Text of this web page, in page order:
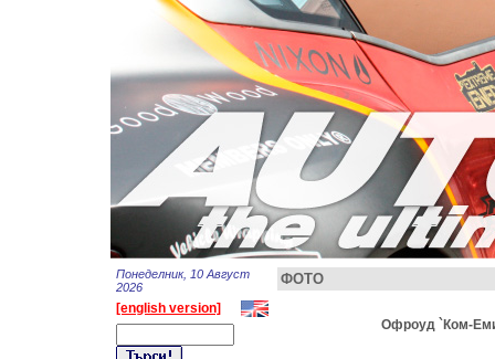
Понеделник, 10 Август
2026
[english version]
ФОТО
Офроуд `Ком-